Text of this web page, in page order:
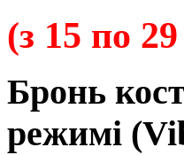
(з 15 по
Бронь
режимі